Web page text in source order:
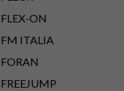
FLEX-ON
FM ITALIA
FORAN
FREEJUMP